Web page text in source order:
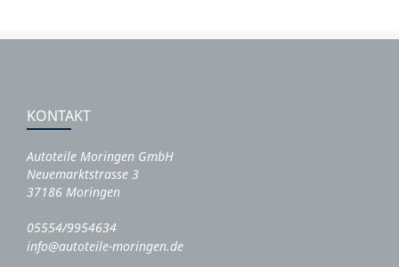
KONTAKT
Autoteile Moringen GmbH
Neuemarktstrasse 3
37186 Moringen
05554/9954634
info@autoteile-moringen.de